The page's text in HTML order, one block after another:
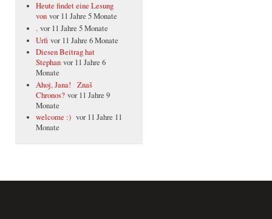
Heute findet eine Lesung
von vor 11 Jahre 5 Monate
. vor 11 Jahre 5 Monate
Urfi vor 11 Jahre 6 Monate
Diesen Beitrag hat
Stephan vor 11 Jahre 6
Monate
Ahoj, Jana! Znaš
Chronos? vor 11 Jahre 9
Monate
welcome :) vor 11 Jahre 11
Monate